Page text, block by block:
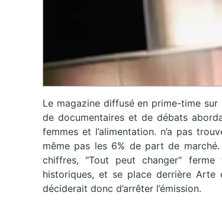
Le magazine diffusé en prime-time sur
de documentaires et de débats
femmes et l’alimentation. n’a pas
même pas les 6% de part de
chiffres, "Tout peut changer"
historiques, et se place derrière
déciderait donc d’arrêter l’émission.